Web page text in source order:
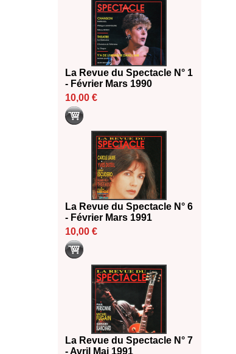
La Revue du Spectacle N° 1
- Février Mars 1990
10,00 €
La Revue du Spectacle N° 6
- Février Mars 1991
10,00 €
La Revue du Spectacle N° 7
- Avril Mai 1991